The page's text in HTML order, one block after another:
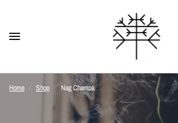
Home Shop / Nag Champa